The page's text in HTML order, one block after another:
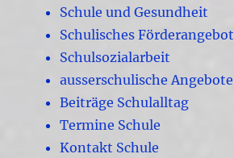
Schule und Gesundheit
Schulisches Förderangebot
Schulsozialarbeit
ausserschulische Angebote
Beiträge Schulalltag
Termine Schule
Kontakt Schule